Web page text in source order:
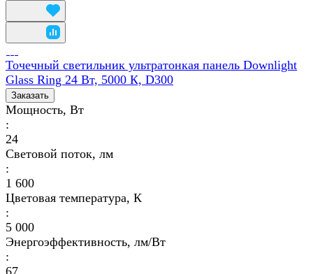
Точечный светильник ультратонкая панель Downlight
Glass Ring 24 Вт, 5000 К, D300
Заказать
Мощность, Вт
:
24
Световой поток, лм
:
1 600
Цветовая температура, К
:
5 000
Энергоэффективность, лм/Вт
:
67